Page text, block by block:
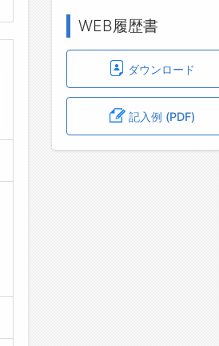
WEB履歴書
ダウンロード
記入例 (PDF)